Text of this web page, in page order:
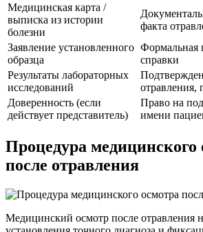
Медицинская карта /
выписка из истории
болезни
факта
Заявление установленного
образца
Формальная
справки
Результаты лабораторных
исследований
отравления,
Доверенность (если
действует представитель)
Право на
имени
Процедура медицинского
после отравления
Медицинский осмотр после отравления